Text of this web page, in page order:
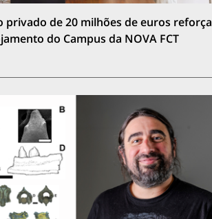
privado de 20 milhões de euros reforça
do Campus da NOVA FCT